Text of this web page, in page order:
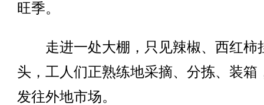
旺季。
走进一处大棚，只见辣椒、西红柿
头，工人们正熟练地采摘、分拣、装箱
发往外地市场。